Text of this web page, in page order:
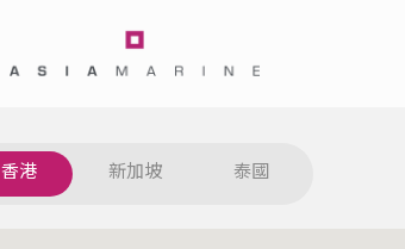
Contact Us |
香港 新加坡 泰國